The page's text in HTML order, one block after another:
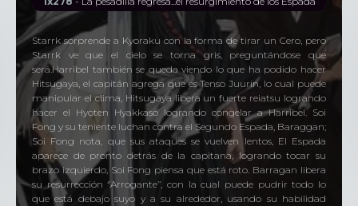
Starrk sorprende a Kyoraku con la forma de tirar un Cero, pero
Starrk ve que el cielo se torna gris, preguntándose que
será.Harribel también se queda viendo lo que ha podido hacer
Hitsugaya, el capitán agrega que es Tenso Juurin, lo cual puede
manipular el clima, Hitsugaya libera un fuerte reiatsu logrando
hacer el Hyoten Hyakkaso logrando congelar a Harribel. Soi
Fong y su teniente luchan contra el Segundo Espada, Baraggan;
Soi Fong nota, que sus ataques se vuelven lentos, El Espada
aparece de pronto detrás de la capitana, logrando tocar su
brazo izquierdo, Soi Fong piensa que está roto. Barragan libera
su resurrección ‘’Arrogante’’, con la cual puede pudrir todo lo
que está debajo suyo y a su alrededor, usando su habilidad